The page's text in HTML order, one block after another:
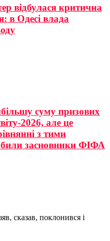
відбулася критична
в Одесі влада
суму призових
2026, але це
з тими
засновники ФІФА
сказав, поклонився і